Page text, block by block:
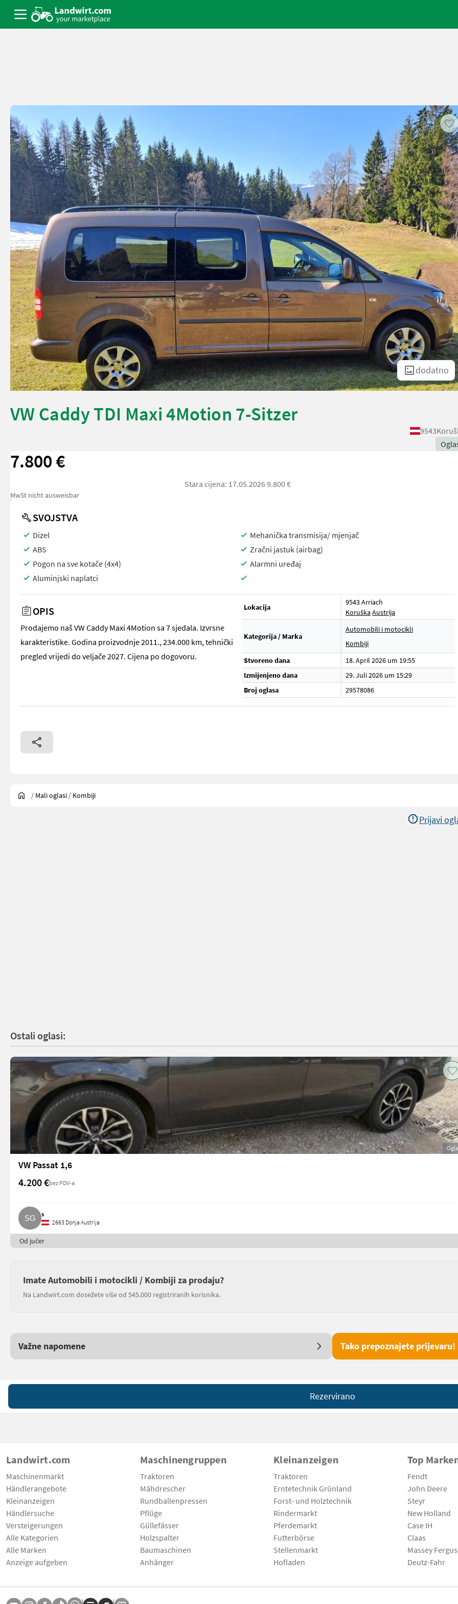
dodatno
VW Caddy TDI Maxi 4Motion 7-Sitzer
9543
7.800 €
Stara cijena: 17.05.2026 9.800 €
MwSt nicht ausweisbar
SVOJSTVA
Dizel
Mehanička transmisija/ mjenjač
ABS
Zračni jastuk (airbag)
Pogon na sve kotače (4x4)
Alarmni uređaj
Aluminjski naplatci
OPIS
Prodajemo naš VW Caddy Maxi 4Motion sa 7 sjedala. Izvrsne
karakteristike. Godina proizvodnje 2011., 234.000 km, tehnički
pregled vrijedi do veljače 2027. Cijena po dogovoru.
Lokacija
9543 Arriach
Koruška Austrija
Kategorija / Marka
Automobili i motocikli
Kombiji
Stvoreno dana
18. April 2026 um 19:55
Izmijenjeno dana
29. Juli 2026 um 15:29
Broj oglasa
29578086
/ Mali oglasi / Kombiji
Prijavi
Ostali oglasi:
VW Passat 1,6
4.200 €bez PDV-a
s
2663 Donja Austrija
Od jučer
Imate Automobili i motocikli / Kombiji za prodaju?
Na Landwirt.com dosežete više od 545.000 registriranih korisnika.
Važne napomene Tako prepoznajete prijevaru!
Rezervirano
Landwirt.com
Maschinenmarkt
Händlerangebote
Kleinanzeigen
Händlersuche
Versteigerungen
Alle Kategorien
Alle Marken
Anzeige aufgeben
Maschinengruppen
Traktoren
Mähdrescher
Rundballenpressen
Pflüge
Güllefässer
Holzspalter
Baumaschinen
Anhänger
Kleinanzeigen
Traktoren
Erntetechnik Grünland
Forst- und Holztechnik
Rindermarkt
Pferdemarkt
Futterbörse
Stellenmarkt
Hofladen
Top
Fendt
John Deere
Steyr
New Holland
Case IH
Claas
Massey
Deutz-Fahr